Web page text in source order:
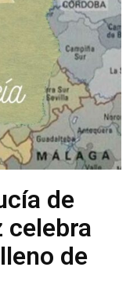
de
celebra
de